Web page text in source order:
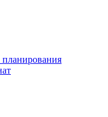
планирования